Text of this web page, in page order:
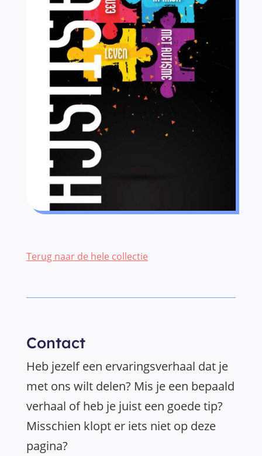
Terug naar de hele collectie
Contact
Heb jezelf een ervaringsverhaal dat je
met ons wilt delen? Mis je een bepaald
verhaal of heb je juist een goede tip?
Misschien klopt er iets niet op deze
pagina?